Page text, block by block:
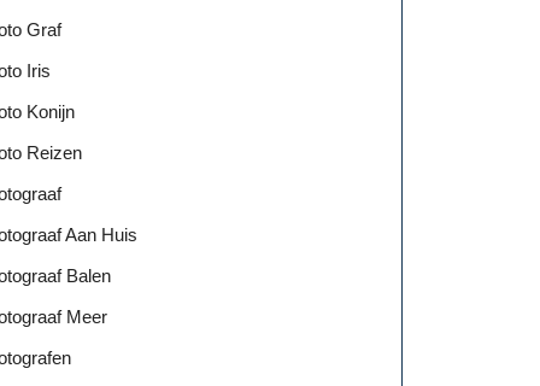
Graf
Iris
Konijn
Reizen
Aan Huis
Balen
Meer